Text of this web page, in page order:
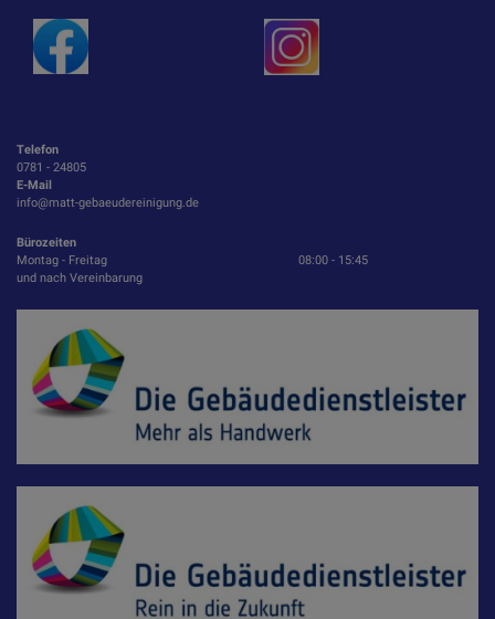
Telefon
0781 - 24805
E-Mail
info@matt-gebaeudereinigung.de
Bürozeiten
Montag - Freitag
08:00 - 15:45
und nach Vereinbarung